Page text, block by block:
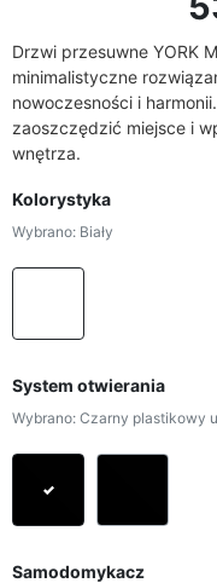
Drzwi przesuwne YORK
minimalistyczne
nowoczesności i
zaoszczędzić miejsce i
wnętrza.
Kolorystyka
Wybrano: Biały
Biały
System otwierania
Wybrano: Czarny plastikowy
Czarny
Samodomykacz